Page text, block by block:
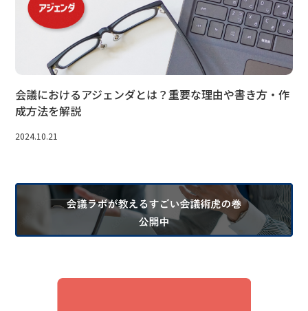
会議におけるアジェンダとは？重要な理由や書き方・作
成方法を解説
2024.10.21